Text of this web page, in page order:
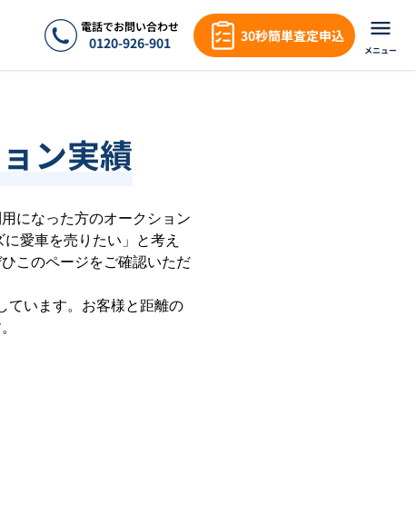
電話でお問い合わせ
0120-926-901 30秒簡単査定申込
メニュー
ン実績
になった方のオークション
に愛車を売りたい」と考え
このページをご確認いただ
ています。お客様と距離の